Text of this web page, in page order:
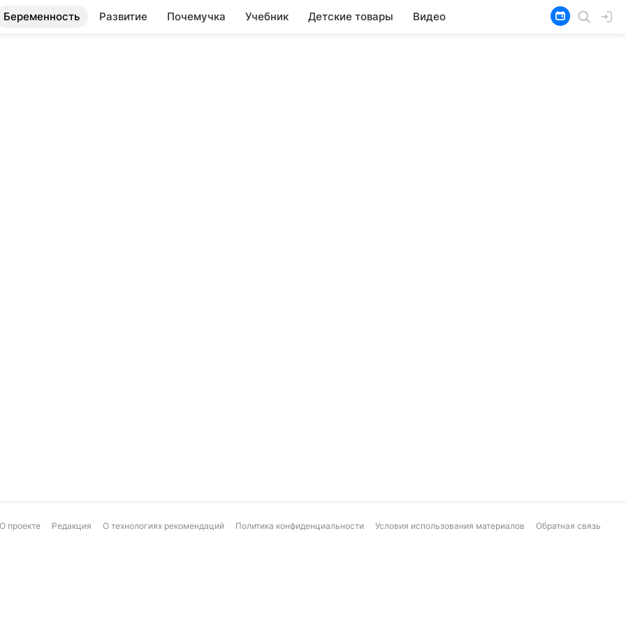
Беременность Развитие Почемучка Учебник Детские товары Видео
О проекте Редакция О технологиях рекомендаций Политика конфиденциальности Условия использования материалов Обратная связь